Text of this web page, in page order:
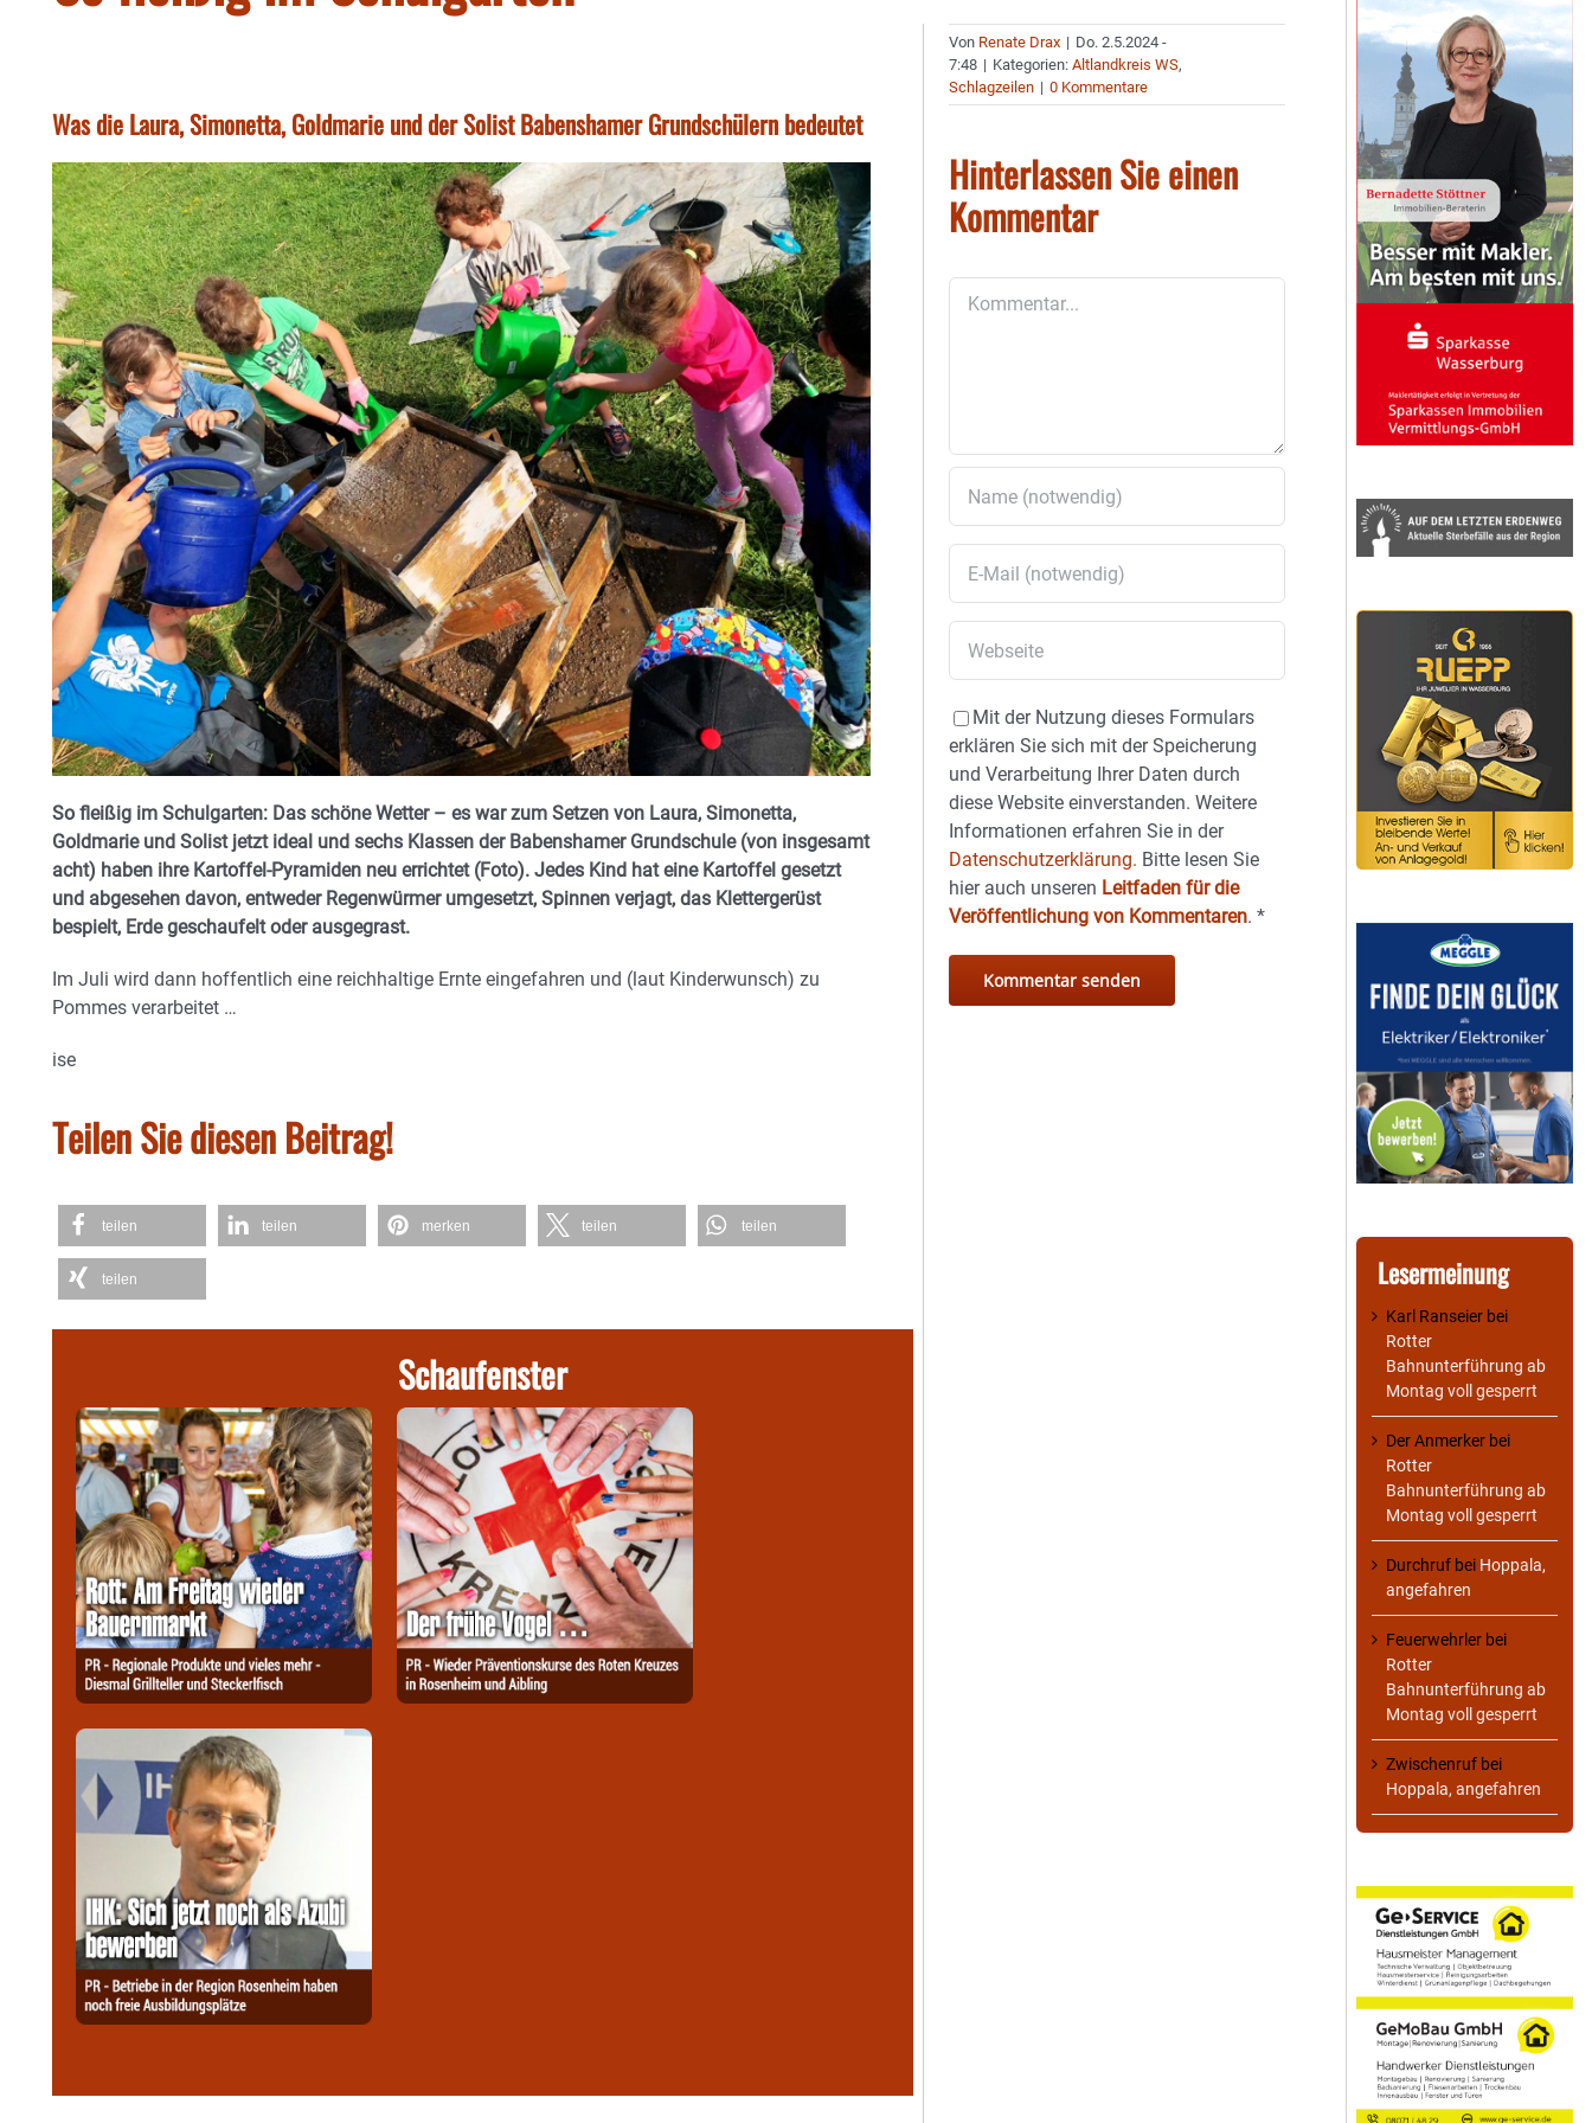
Was die Laura, Simonetta, Goldmarie und der Solist Babenshamer Grundschülern bedeutet
So fleißig im Schulgarten: Das schöne Wetter – es war zum Setzen von Laura, Simonetta,
Goldmarie und Solist jetzt ideal und sechs Klassen der Babenshamer Grundschule (von insgesamt
acht) haben ihre Kartoffel-Pyramiden neu errichtet (Foto). Jedes Kind hat eine Kartoffel gesetzt
und abgesehen davon, entweder Regenwürmer umgesetzt, Spinnen verjagt, das Klettergerüst
bespielt, Erde geschaufelt oder ausgegrast.
Im Juli wird dann hoffentlich eine reichhaltige Ernte eingefahren und (laut Kinderwunsch) zu
Pommes verarbeitet …
ise
Teilen Sie diesen Beitrag!
teilen teilen merken teilen teilen
teilen
Schaufenster
Von Renate Drax | Do. 2.5.2024 -
7:48 | Kategorien:Altlandkreis WS,
Schlagzeilen | 0 Kommentare
Hinterlassen Sie einen
Kommentar
Mit der Nutzung dieses Formulars
erklären Sie sich mit der Speicherung
und Verarbeitung Ihrer Daten durch
diese Website einverstanden. Weitere
Informationen erfahren Sie in der
Datenschutzerklärung. Bitte lesen Sie
hier auch unseren Leitfaden für die
Veröffentlichung von Kommentaren.*
Lesermeinung
Karl Ranseier bei
Rotter
Bahnunterführung ab
Montag voll gesperrt
Der Anmerker bei
Rotter
Bahnunterführung ab
Montag voll gesperrt
Durchruf bei Hoppala,
angefahren
Feuerwehrler bei
Rotter
Bahnunterführung ab
Montag voll gesperrt
Zwischenruf bei
Hoppala, angefahren